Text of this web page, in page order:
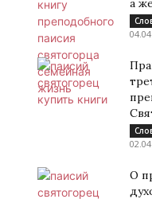
а
О